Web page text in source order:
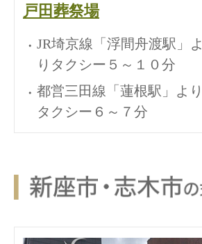
戸田葬祭場
JR埼京線「浮間舟渡駅」よ
りタクシー５～１０分
都営三田線「蓮根駅」より
タクシー６～７分